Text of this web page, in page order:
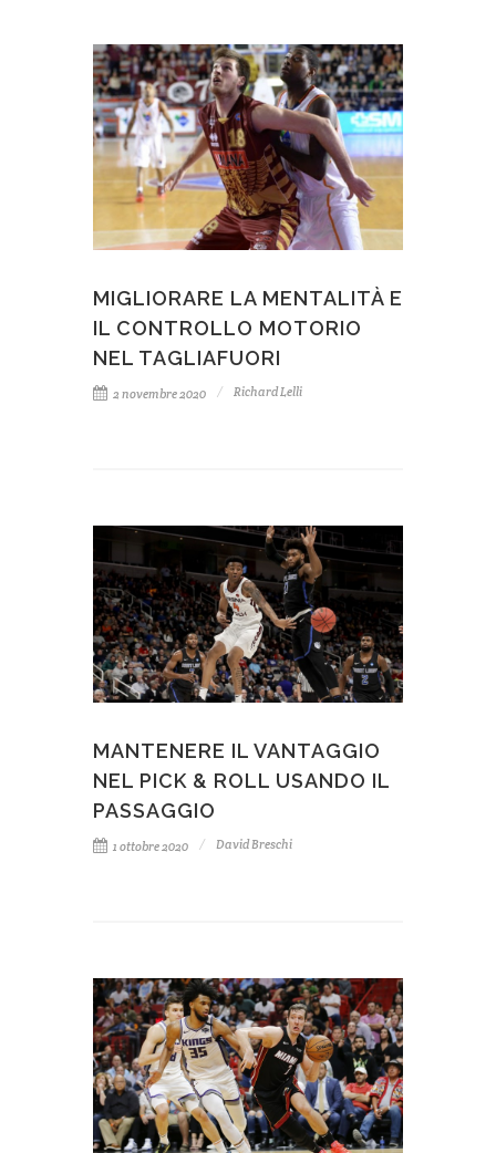
MIGLIORARE LA MENTALITÀ E
IL CONTROLLO MOTORIO
NEL TAGLIAFUORI
2 novembre 2020 Richard Lelli
MANTENERE IL VANTAGGIO
NEL PICK & ROLL USANDO IL
PASSAGGIO
1 ottobre 2020 David Breschi